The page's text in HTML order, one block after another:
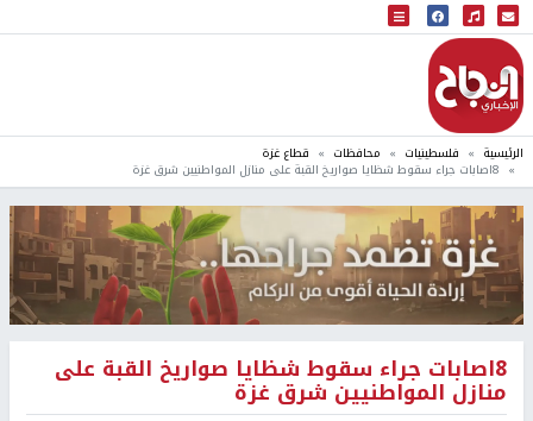
البث المباشر
إذاعة النجاح
الرئيسية فلسطينيات محافظات قطاع غزة
8اصابات جراء سقوط شظايا صواريخ القبة على منازل المواطنيين شرق غزة
8اصابات جراء سقوط شظايا صواريخ القبة على
منازل المواطنيين شرق غزة